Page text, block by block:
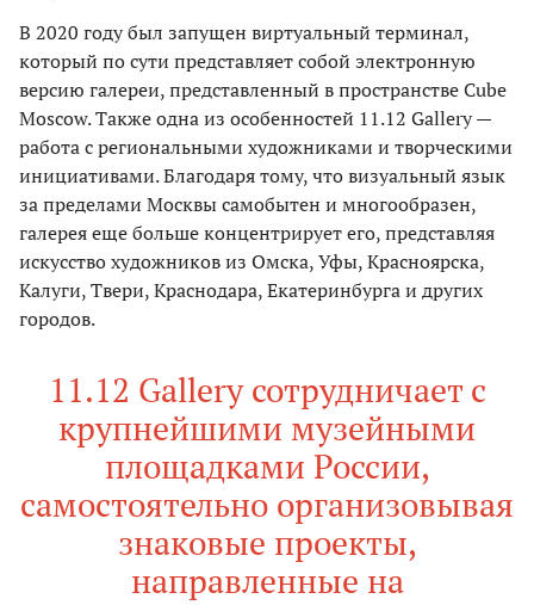
В 2020 году был запущен виртуальный терминал,
который по сути представляет собой электронную
версию галереи, представленный в пространстве Cube
Moscow. Также одна из особенностей 11.12 Gallery —
работа с региональными художниками и творческими
инициативами. Благодаря тому, что визуальный язык
за пределами Москвы самобытен и многообразен,
галерея еще больше концентрирует его, представляя
искусство художников из Омска, Уфы, Красноярска,
Калуги, Твери, Краснодара, Екатеринбурга и других
городов.
11.12 Gallery сотрудничает с
крупнейшими музейными
площадками России,
самостоятельно организовывая
знаковые проекты,
направленные на